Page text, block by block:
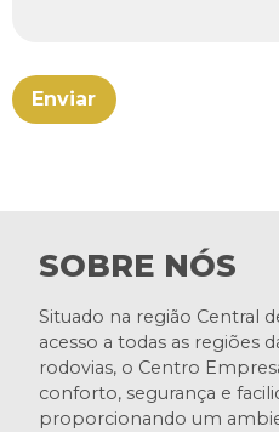
SOBRE NÓS
Situado na região Central
acesso a todas as regiões
rodovias, o Centro
conforto, segurança e
proporcionando um